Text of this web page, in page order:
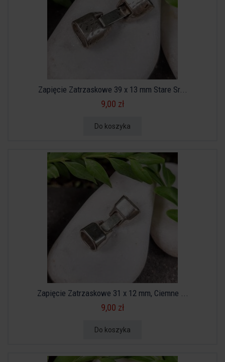
Zapięcie Zatrzaskowe 39 x 13 mm Stare Sr...
9,00 zł
Do koszyka
Zapięcie Zatrzaskowe 31 x 12 mm, Ciemne ...
9,00 zł
Do koszyka